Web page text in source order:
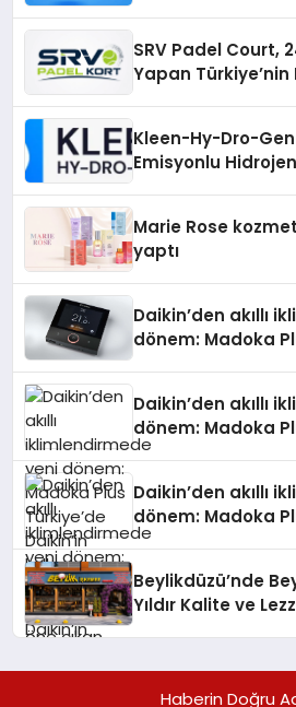
SRV Padel Court,
Yapan
Kleen-Hy-Dro-Gen
Emisyonlu
Marie Rose
yaptı
Daikin’den akıllı
dönem: Madoka
Daikin’den akıllı
dönem: Madoka
Daikin’in kullanıcı
teknolojilerle
VRV kontrol
Türkiye’de satışa
dokunmatik
desteği ve akıllı
sayesinde
yönetimini daha
verimli hale
verimliliğini
Daikin’den akıllı
dönem: Madoka
Daikin’in kullanıcı
teknolojilerle
VRV kontrol
Türkiye’de satışa
Beylikdüzü’nde
Yıldır Kalite ve
Haberin Doğru